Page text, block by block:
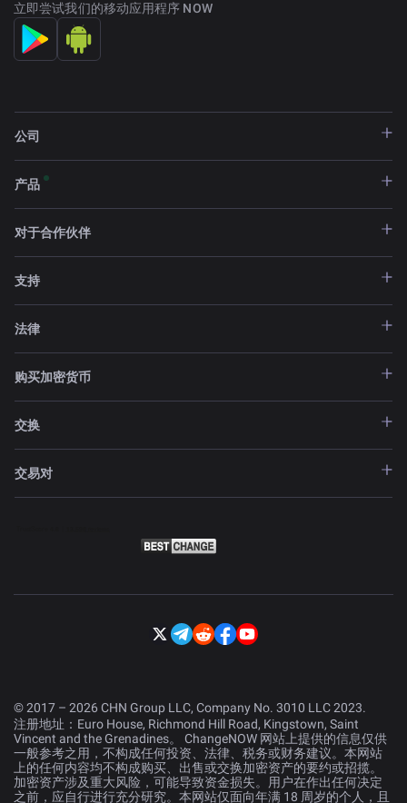
立即尝试我们的移动应用程序 NOW
公司
产品
对于合作伙伴
支持
法律
购买加密货币
交换
交易对
© 2017 – 2026 CHN Group LLC, Company No. 3010 LLC 2023.
注册地址：Euro House, Richmond Hill Road, Kingstown, Saint
Vincent and the Grenadines。 ChangeNOW 网站上提供的信息仅供
一般参考之用，不构成任何投资、法律、税务或财务建议。本网站
上的任何内容均不构成购买、出售或交换加密资产的要约或招揽。
加密资产涉及重大风险，可能导致资金损失。用户在作出任何决定
之前，应自行进行充分研究。本网站仅面向年满 18 周岁的个人，且